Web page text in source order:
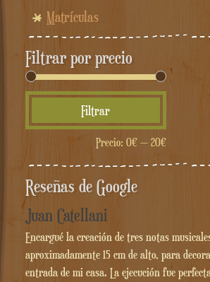
Matrículas
Filtrar por precio
mínimo
máximo
Filtrar
Precio: 0€— 20€
Reseñas de Google
Juan Catellani
Encargué la creación de tres notas
aproximadamente 15 cm de alto, para
entrada de mi casa. La ejecución fue